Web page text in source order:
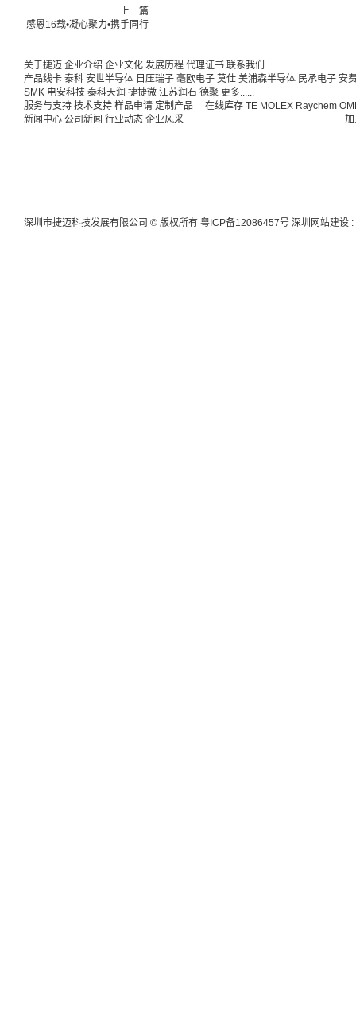
上一篇
感恩16载•凝心聚力•携手同行
关于捷迈 企业介绍 企业文化 发展历程 代理证书 联系我们
产品线卡 泰科 安世半导体 日压瑞子 毫欧电子 莫仕 美浦森半导体 民承电子 安
SMK 电安科技 泰科天润 捷捷微 江苏润石 德聚 更多......
服务与支持 技术支持 样品申请 定制产品 在线库存 TE MOLEX Raychem
新闻中心 公司新闻 行业动态 企业风采
深圳市捷迈科技发展有限公司 © 版权所有 粤ICP备12086457号 深圳网站建设 :